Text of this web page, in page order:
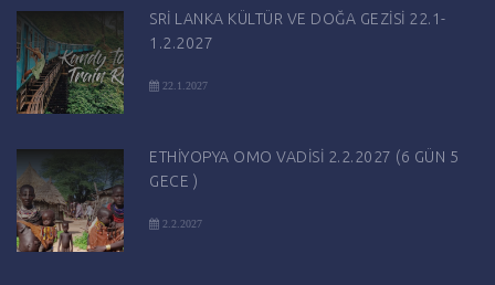
SRİ LANKA KÜLTÜR VE DOĞA GEZİSİ 22.1-
1.2.2027
22.1.2027
ETHİYOPYA OMO VADİSİ 2.2.2027 (6 GÜN 5
GECE )
2.2.2027